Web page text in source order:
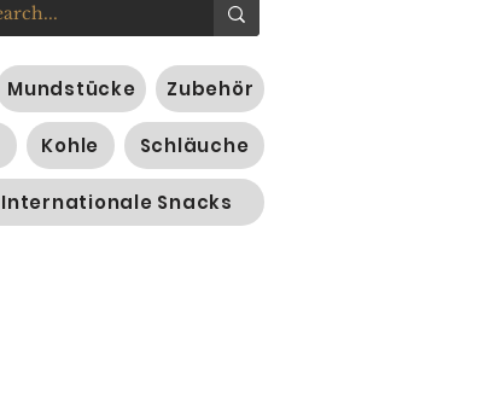
Mundstücke Zubehör
Kohle Schläuche
Internationale Snacks